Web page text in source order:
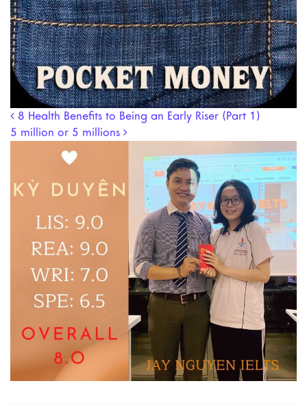
Post navigation
8 Health Benefits to Being an Early Riser (Part 1)
5 million or 5 millions